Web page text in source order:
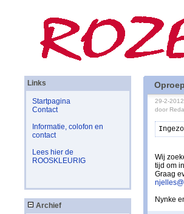
Links
Startpagina
Contact
Informatie, colofon en
contact
Lees hier de
ROOSKLEURIG
Archief
29-2-
door
Wij
tijd om
Graag
Nynke